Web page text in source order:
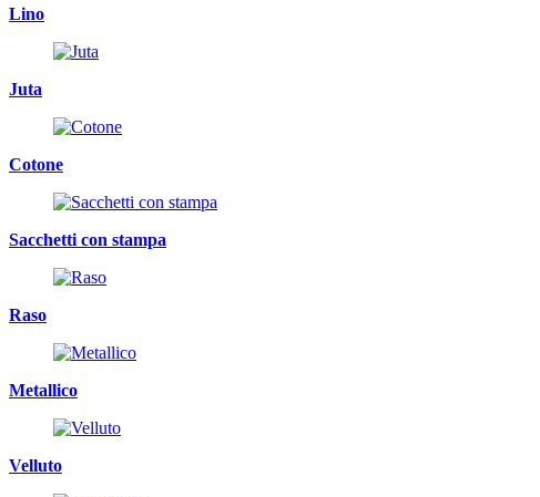
Lino
Juta
Cotone
Sacchetti con stampa
Raso
Metallico
Velluto